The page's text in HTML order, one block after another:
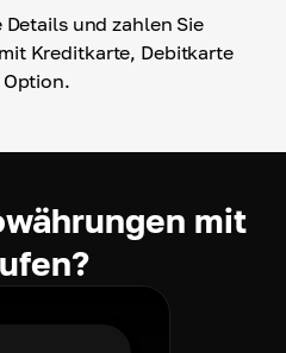
und zahlen Sie
Kreditkarte, Debitkarte
mit